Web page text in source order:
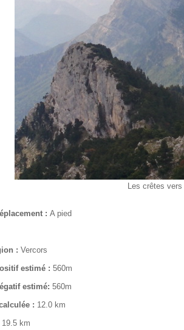
Les crêtes
: A pied
: Vercors
estimé : 560m
estimé: 560m
: 12.0 km
19.5 km